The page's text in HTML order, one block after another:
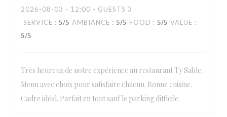
2026-08-03 - 12:00 - GUESTS 3
SERVICE : 5/5 AMBIANCE : 5/5 FOOD : 5/5 VALUE :
5/5
Très heureux de notre expérience au restaurant Ty Sable.
Menu avec choix pour satisfaire chacun. Bonne cuisine.
Cadre idéal. Parfait en tout sauf le parking difficile.